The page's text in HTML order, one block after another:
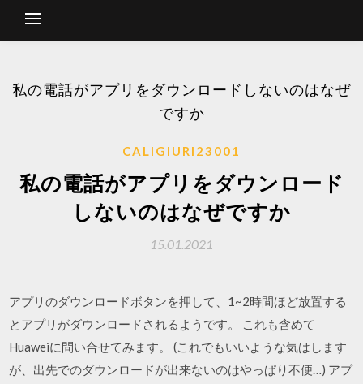
私の電話がアプリをダウンロードしないのはなぜ
ですか
CALIGIURI23001
私の電話がアプリをダウンロード
しないのはなぜですか
15.01.2021
アプリのダウンロードボタンを押して、1~2時間ほど放置する
とアプリがダウンロードされるようです。 これも含めて
Huaweiに問い合せてみます。 (これでもいいような気はします
が、出先でのダウンロードが出来ないのはやっぱり不便…) アプ